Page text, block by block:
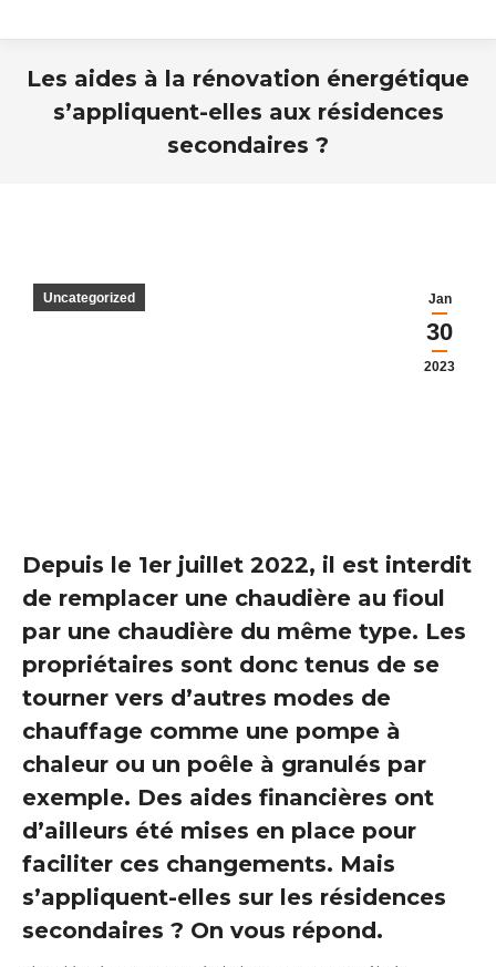
Les aides à la rénovation énergétique
s’appliquent-elles aux résidences
secondaires ?
Jan
30
2023
Uncategorized
Depuis le 1er juillet 2022, il est interdit
de remplacer une chaudière au fioul
par une chaudière du même type. Les
propriétaires sont donc tenus de se
tourner vers d’autres modes de
chauffage comme une pompe à
chaleur ou un poêle à granulés par
exemple. Des aides financières ont
d’ailleurs été mises en place pour
faciliter ces changements. Mais
s’appliquent-elles sur les résidences
secondaires ? On vous répond.